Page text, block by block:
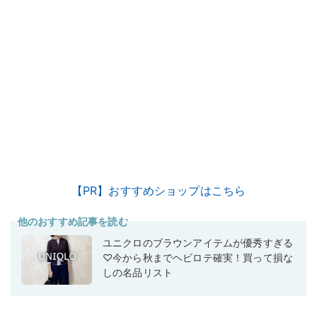
【PR】おすすめショップはこちら
他のおすすめ記事を読む
ユニクロのブラウンアイテムが優秀すぎる
♡今から秋までヘビロテ確実！買って損な
しの名品リスト